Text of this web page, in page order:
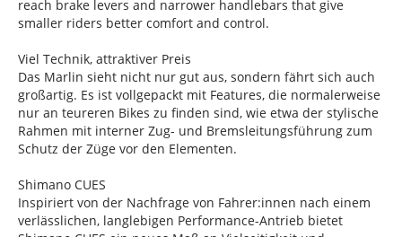
reach brake levers and narrower handlebars that give
smaller riders better comfort and control.
Viel Technik, attraktiver Preis
Das Marlin sieht nicht nur gut aus, sondern fährt sich auch
großartig. Es ist vollgepackt mit Features, die normalerweise
nur an teureren Bikes zu finden sind, wie etwa der stylische
Rahmen mit interner Zug- und Bremsleitungsführung zum
Schutz der Züge vor den Elementen.
Shimano CUES
Inspiriert von der Nachfrage von Fahrer:innen nach einem
verlässlichen, langlebigen Performance-Antrieb bietet